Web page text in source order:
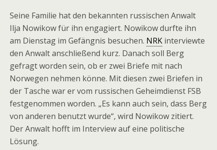
Seine Familie hat den bekannten russischen Anwalt
Ilja Nowikow für ihn engagiert. Nowikow durfte ihn
am Dienstag im Gefängnis besuchen. NRK interviewte
den Anwalt anschließend kurz. Danach soll Berg
gefragt worden sein, ob er zwei Briefe mit nach
Norwegen nehmen könne. Mit diesen zwei Briefen in
der Tasche war er vom russischen Geheimdienst FSB
festgenommen worden. „Es kann auch sein, dass Berg
von anderen benutzt wurde“, wird Nowikow zitiert.
Der Anwalt hofft im Interview auf eine politische
Lösung.